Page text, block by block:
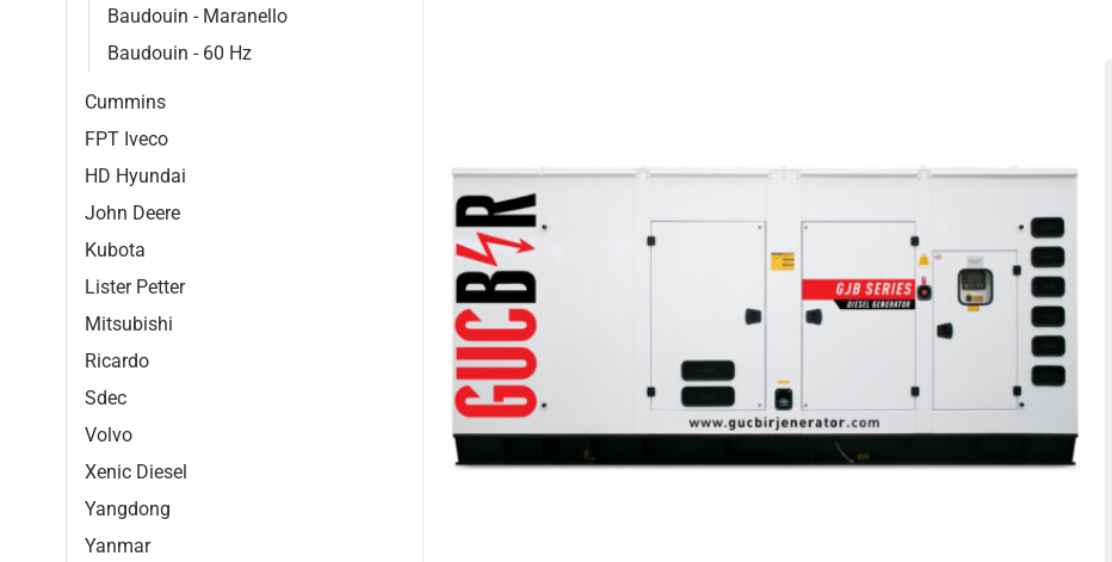
Baudouin - Maranello
Baudouin - 60 Hz
Cummins
FPT Iveco
HD Hyundai
John Deere
Kubota
Lister Petter
Mitsubishi
Ricardo
Sdec
Volvo
Xenic Diesel
Yangdong
Yanmar